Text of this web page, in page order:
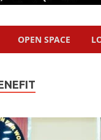
OPEN SPACE